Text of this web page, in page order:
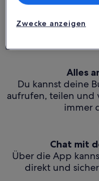
Unser
Alles
Du kannst deine
aufrufen, teilen und
immer
Chat mit
Über die App
direkt und
Zwecke anzeigen